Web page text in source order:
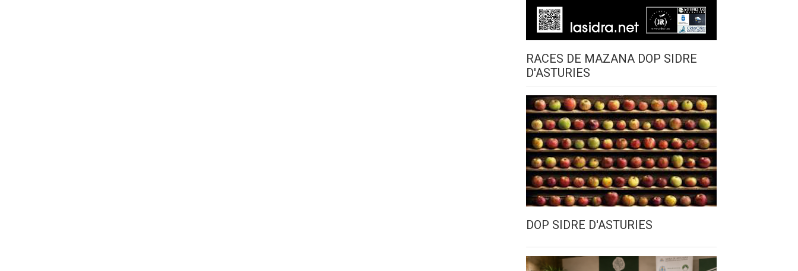
RACES DE MAZANA DOP SIDRE
D'ASTURIES
DOP SIDRE D'ASTURIES